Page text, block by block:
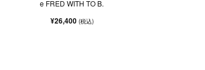
e FRED WITH TO B.
¥26,400 (税込)